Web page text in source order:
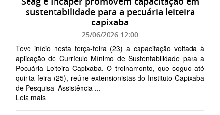
sustentabilidade para a pecuária leiteira
capixaba
25/06/2026 12:00
Teve início nesta terça-feira (23) a capacitação voltada à
aplicação do Currículo Mínimo de Sustentabilidade para a
Pecuária Leiteira Capixaba. O treinamento, que segue até
quinta-feira (25), reúne extensionistas do Instituto Capixaba
de Pesquisa, Assistência ...
Leia mais